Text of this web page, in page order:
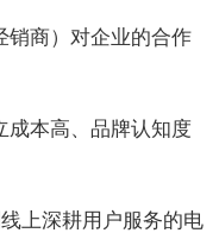
销商）对企业的合作
成本高、品牌认知度
上深耕用户服务的电